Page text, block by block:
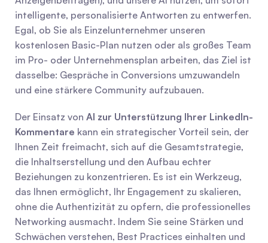
intelligente, personalisierte Antworten zu entwerfen.
Egal, ob Sie als Einzelunternehmer unseren
kostenlosen Basic-Plan nutzen oder als großes Team
im Pro- oder Unternehmensplan arbeiten, das Ziel ist
dasselbe: Gespräche in Conversions umzuwandeln
und eine stärkere Community aufzubauen.
Der Einsatz von AI zur Unterstützung Ihrer LinkedIn-
Kommentare kann ein strategischer Vorteil sein, der
Ihnen Zeit freimacht, sich auf die Gesamtstrategie,
die Inhaltserstellung und den Aufbau echter
Beziehungen zu konzentrieren. Es ist ein Werkzeug,
das Ihnen ermöglicht, Ihr Engagement zu skalieren,
ohne die Authentizität zu opfern, die professionelles
Networking ausmacht. Indem Sie seine Stärken und
Schwächen verstehen, Best Practices einhalten und